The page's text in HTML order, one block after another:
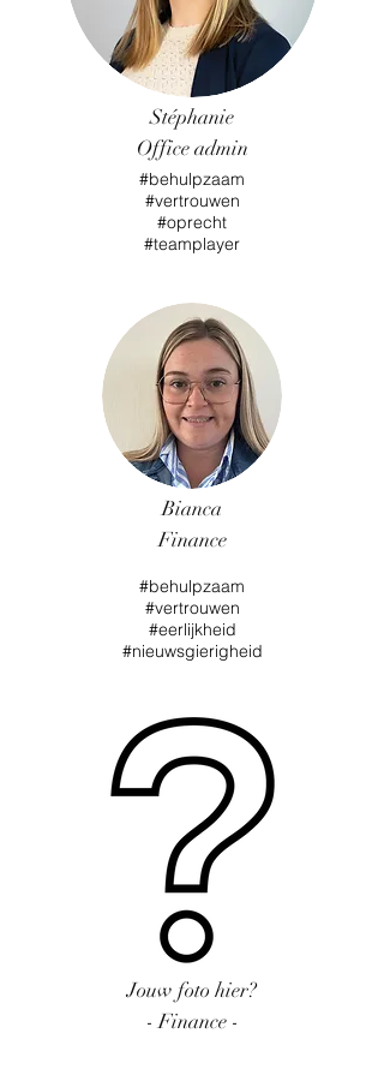
Stéphanie
Office admin
#behulpzaam
#vertrouwen
#oprecht
#teamplayer
Bianca
Finance
#behulpzaam
#vertrouwen
#eerlijkheid
#nieuwsgierigheid
Jouw foto hier?
- Finance -